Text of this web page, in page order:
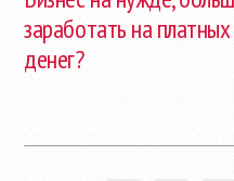
заработать на
денег?